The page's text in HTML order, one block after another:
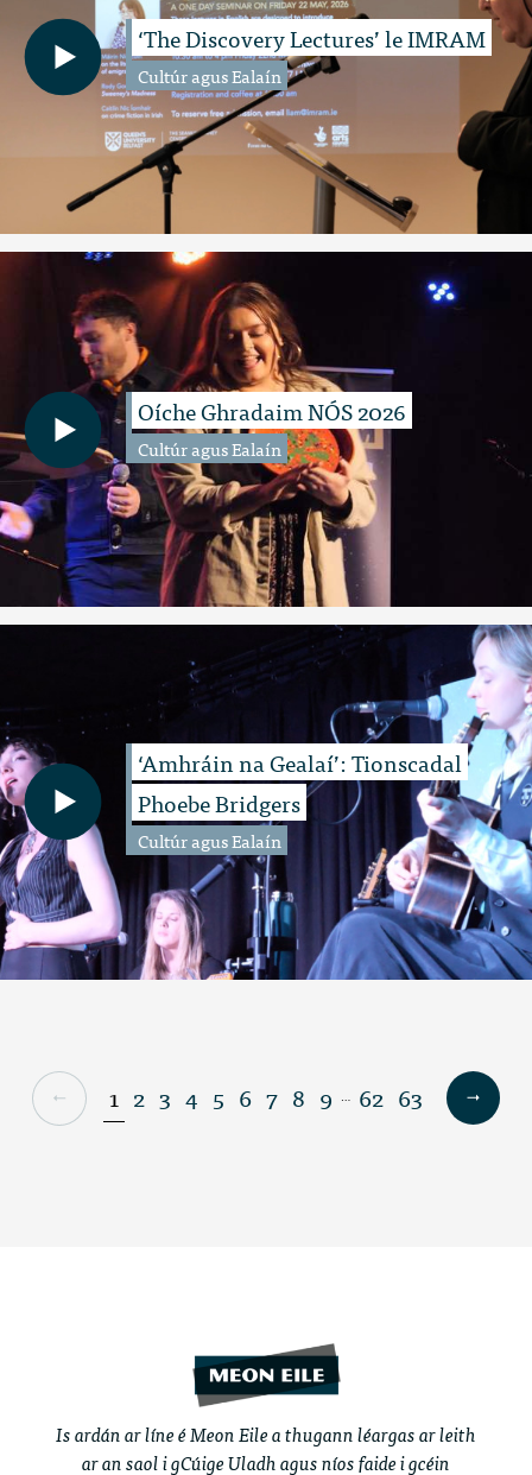
‘The Discovery Lectures’ le IMRAM
Cultúr agus Ealaín
Oíche Ghradaim NÓS 2026
Cultúr agus Ealaín
‘Amhráin na Gealaí’: Tionscadal
Phoebe Bridgers
Cultúr agus Ealaín
1 2 3 4 5 6 7 8 9 … 62 63
Is ardán ar líne é Meon Eile a thugann léargas ar leith
ar an saol i gCúige Uladh agus níos faide i gcéin